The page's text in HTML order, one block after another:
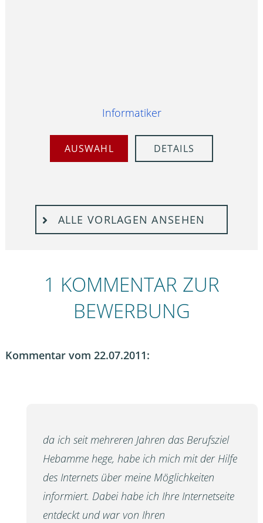
Informatiker
AUSWAHL DETAILS
ALLE VORLAGEN ANSEHEN
1 KOMMENTAR ZUR
BEWERBUNG
Kommentar vom 22.07.2011:
da ich seit mehreren Jahren das Berufsziel
Hebamme hege, habe ich mich mit der Hilfe
des Internets über meine Möglichkeiten
informiert. Dabei habe ich Ihre Internetseite
entdeckt und war von Ihren